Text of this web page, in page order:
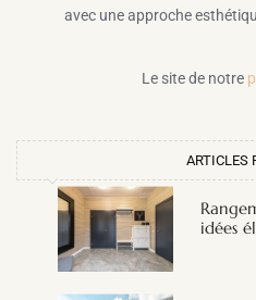
avec une approche
Le site de notre
ARTICLES
idées